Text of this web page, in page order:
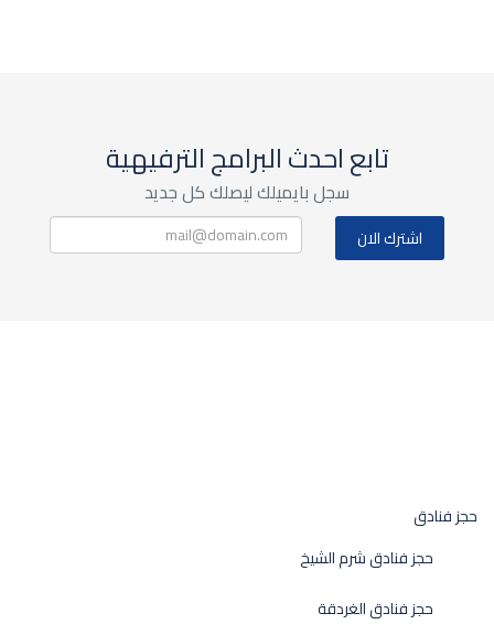
تابع احدث البرامج الترفيهية
سجل بايميلك ليصلك كل جديد
حجز فنادق
حجز فنادق شرم الشيخ
حجز فنادق الغردقة